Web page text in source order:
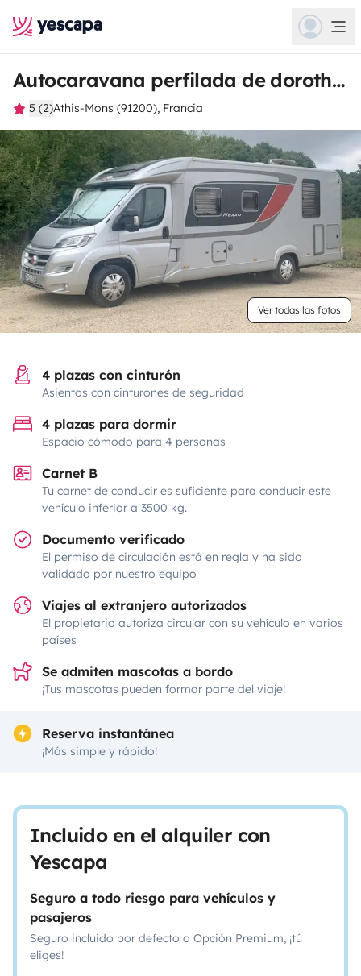
Autocaravana perfilada de dorothee
5 (2)Athis-Mons (91200), Francia
Ver todas las fotos
4 plazas con cinturón
Asientos con cinturones de seguridad
4 plazas para dormir
Espacio cómodo para 4 personas
Carnet B
Tu carnet de conducir es suficiente para conducir este
vehículo inferior a 3500 kg.
Documento verificado
El permiso de circulación está en regla y ha sido
validado por nuestro equipo
Viajes al extranjero autorizados
El propietario autoriza circular con su vehículo en varios
países
Se admiten mascotas a bordo
¡Tus mascotas pueden formar parte del viaje!
Reserva instantánea
¡Más simple y rápido!
Incluido en el alquiler con
Yescapa
Seguro a todo riesgo para vehículos y
pasajeros
Seguro incluido por defecto o Opción Premium, ¡tú
eliges!